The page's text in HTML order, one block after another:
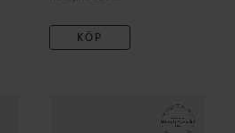
KÖP
Serum Anti-Chute Fortifiant
La Roche-Posay